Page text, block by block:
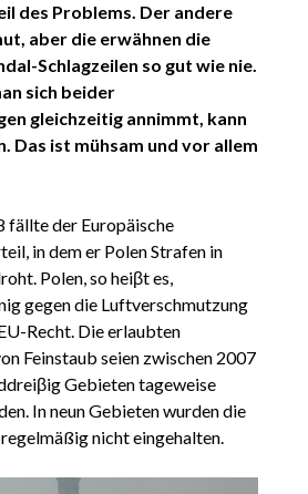
des Problems. Der andere
aber die erwähnen die
Schlagzeilen so gut wie nie.
sich beider
gleichzeitig annimmt, kann
Das ist mühsam und vor allem
fällte der Europäische
in dem er Polen Strafen in
Polen, so heiβt es,
gegen die Luftverschmutzung
Recht. Die erlaubten
Feinstaub seien zwischen 2007
Gebieten tageweise
In neun Gebieten wurden die
nicht eingehalten.